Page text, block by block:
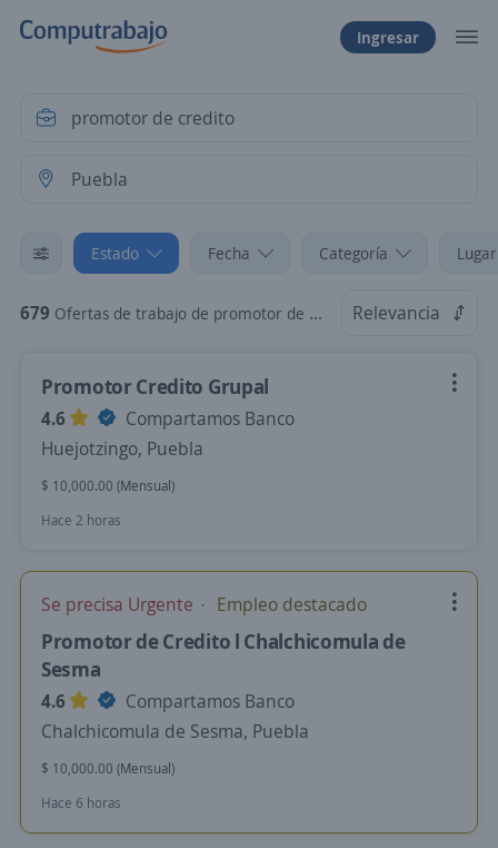
Ingresar
Estado Fecha Categoría
679 Ofertas de trabajo de promotor de credito en Puebla Relevancia
Promotor Credito Grupal
4.6
Compartamos Banco
Huejotzingo, Puebla
$ 10,000.00 (Mensual)
Hace 2 horas
Se precisa Urgente Empleo destacado
Promotor de Credito l Chalchicomula de
Sesma
4.6
Compartamos Banco
Chalchicomula de Sesma, Puebla
$ 10,000.00 (Mensual)
Hace 6 horas